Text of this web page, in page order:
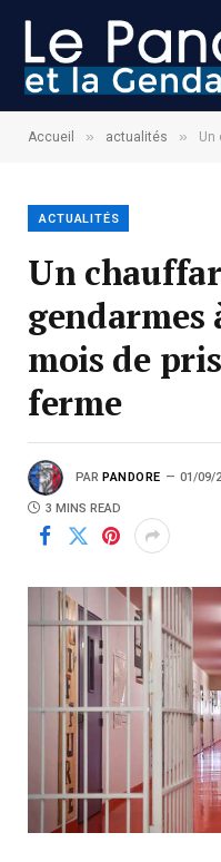
Accueil » actualités » Un
ACTUALITÉS
Un
gendarmes
mois de
ferme
PAR PANDORE 01/09/
3 MINS READ